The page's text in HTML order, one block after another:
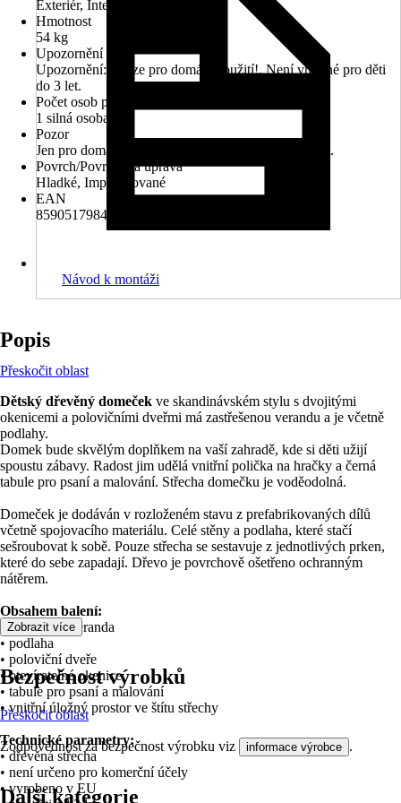
Exteriér, Interiér
Hmotnost
54 kg
Upozornění
Upozornění: Pouze pro domácí použití!, Není vhodné pro děti
do 3 let.
Počet osob potřebných k vykládce
1 silná osoba
Pozor
Jen pro domácí použití., Nevhodné pro děti do tří let.
Povrch/Povrchová úprava
Hladké, Impregnované
EAN
8590517984051
Návod k montáži
Popis
Přeskočit oblast
Dětský dřevěný domeček ve skandinávském stylu s dvojitými
okenicemi a polovičními dveřmi má zastřešenou verandu a je včetně
podlahy.
Domek bude skvělým doplňkem na vaší zahradě, kde si děti užijí
spoustu zábavy. Radost jim udělá vnitřní polička na hračky a černá
tabule pro psaní a malování. Střecha domečku je voděodolná.
Domeček je dodáván v rozloženém stavu z prefabrikovaných dílů
včetně spojovacího materiálu. Celé stěny a podlaha, které stačí
sešroubovat k sobě. Pouze střecha se sestavuje z jednotlivých prken,
které do sebe zapadají. Dřevo je povrchově ošetřeno ochranným
nátěrem.
Obsahem balení:
• zastřešená veranda
• podlaha
• poloviční dveře
• otevíratelné okenice
• tabule pro psaní a malování
• vnitřní úložný prostor ve štítu střechy
Technické parametry:
• dřevěná střecha
• není určeno pro komerční účely
• vyrobeno v EU
Zobrazit více
Bezpečnost výrobků
Přeskočit oblast
Zodpovědnost za bezpečnost výrobku viz informace výrobce .
Další kategorie